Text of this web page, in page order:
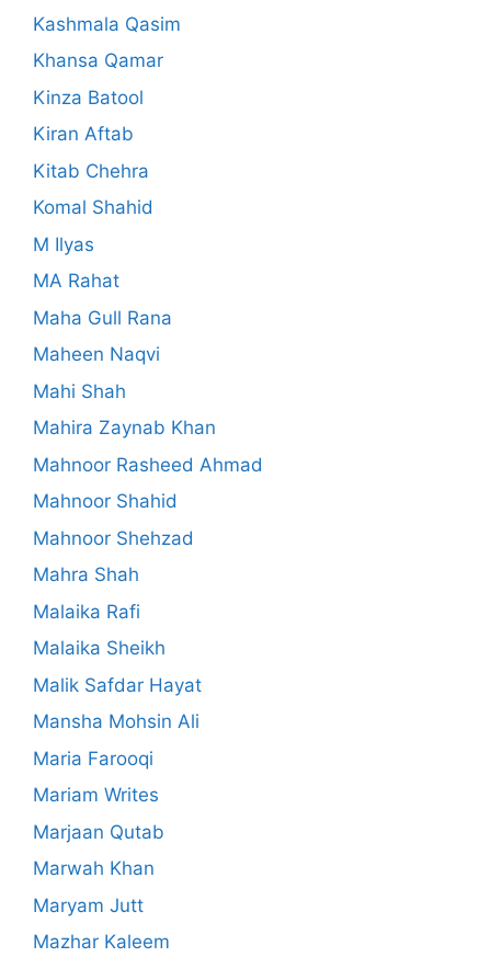
Kashmala Qasim
Khansa Qamar
Kinza Batool
Kiran Aftab
Kitab Chehra
Komal Shahid
M Ilyas
MA Rahat
Maha Gull Rana
Maheen Naqvi
Mahi Shah
Mahira Zaynab Khan
Mahnoor Rasheed Ahmad
Mahnoor Shahid
Mahnoor Shehzad
Mahra Shah
Malaika Rafi
Malaika Sheikh
Malik Safdar Hayat
Mansha Mohsin Ali
Maria Farooqi
Mariam Writes
Marjaan Qutab
Marwah Khan
Maryam Jutt
Mazhar Kaleem